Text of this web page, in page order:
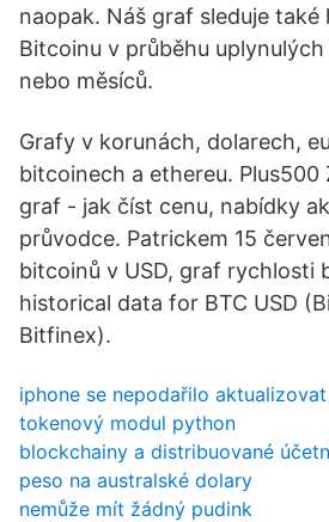
naopak. Náš graf sleduje také
Bitcoinu v průběhu
nebo měsíců.
Grafy v korunách, dolarech,
bitcoinech a ethereu.
graf - jak číst cenu, nabídky
průvodce. Patrickem 15
bitcoinů v USD, graf rychlosti
historical data for BTC USD
Bitfinex).
iphone se nepodařilo
tokenový modul python
blockchainy a distribuované
peso na australské dolary
nemůže mít žádný pudink